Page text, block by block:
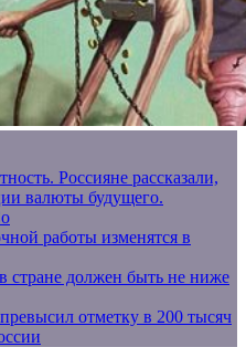
Россияне рассказали,
валюты будущего.
работы изменятся в
стране должен быть не ниже
отметку в 200 тысяч